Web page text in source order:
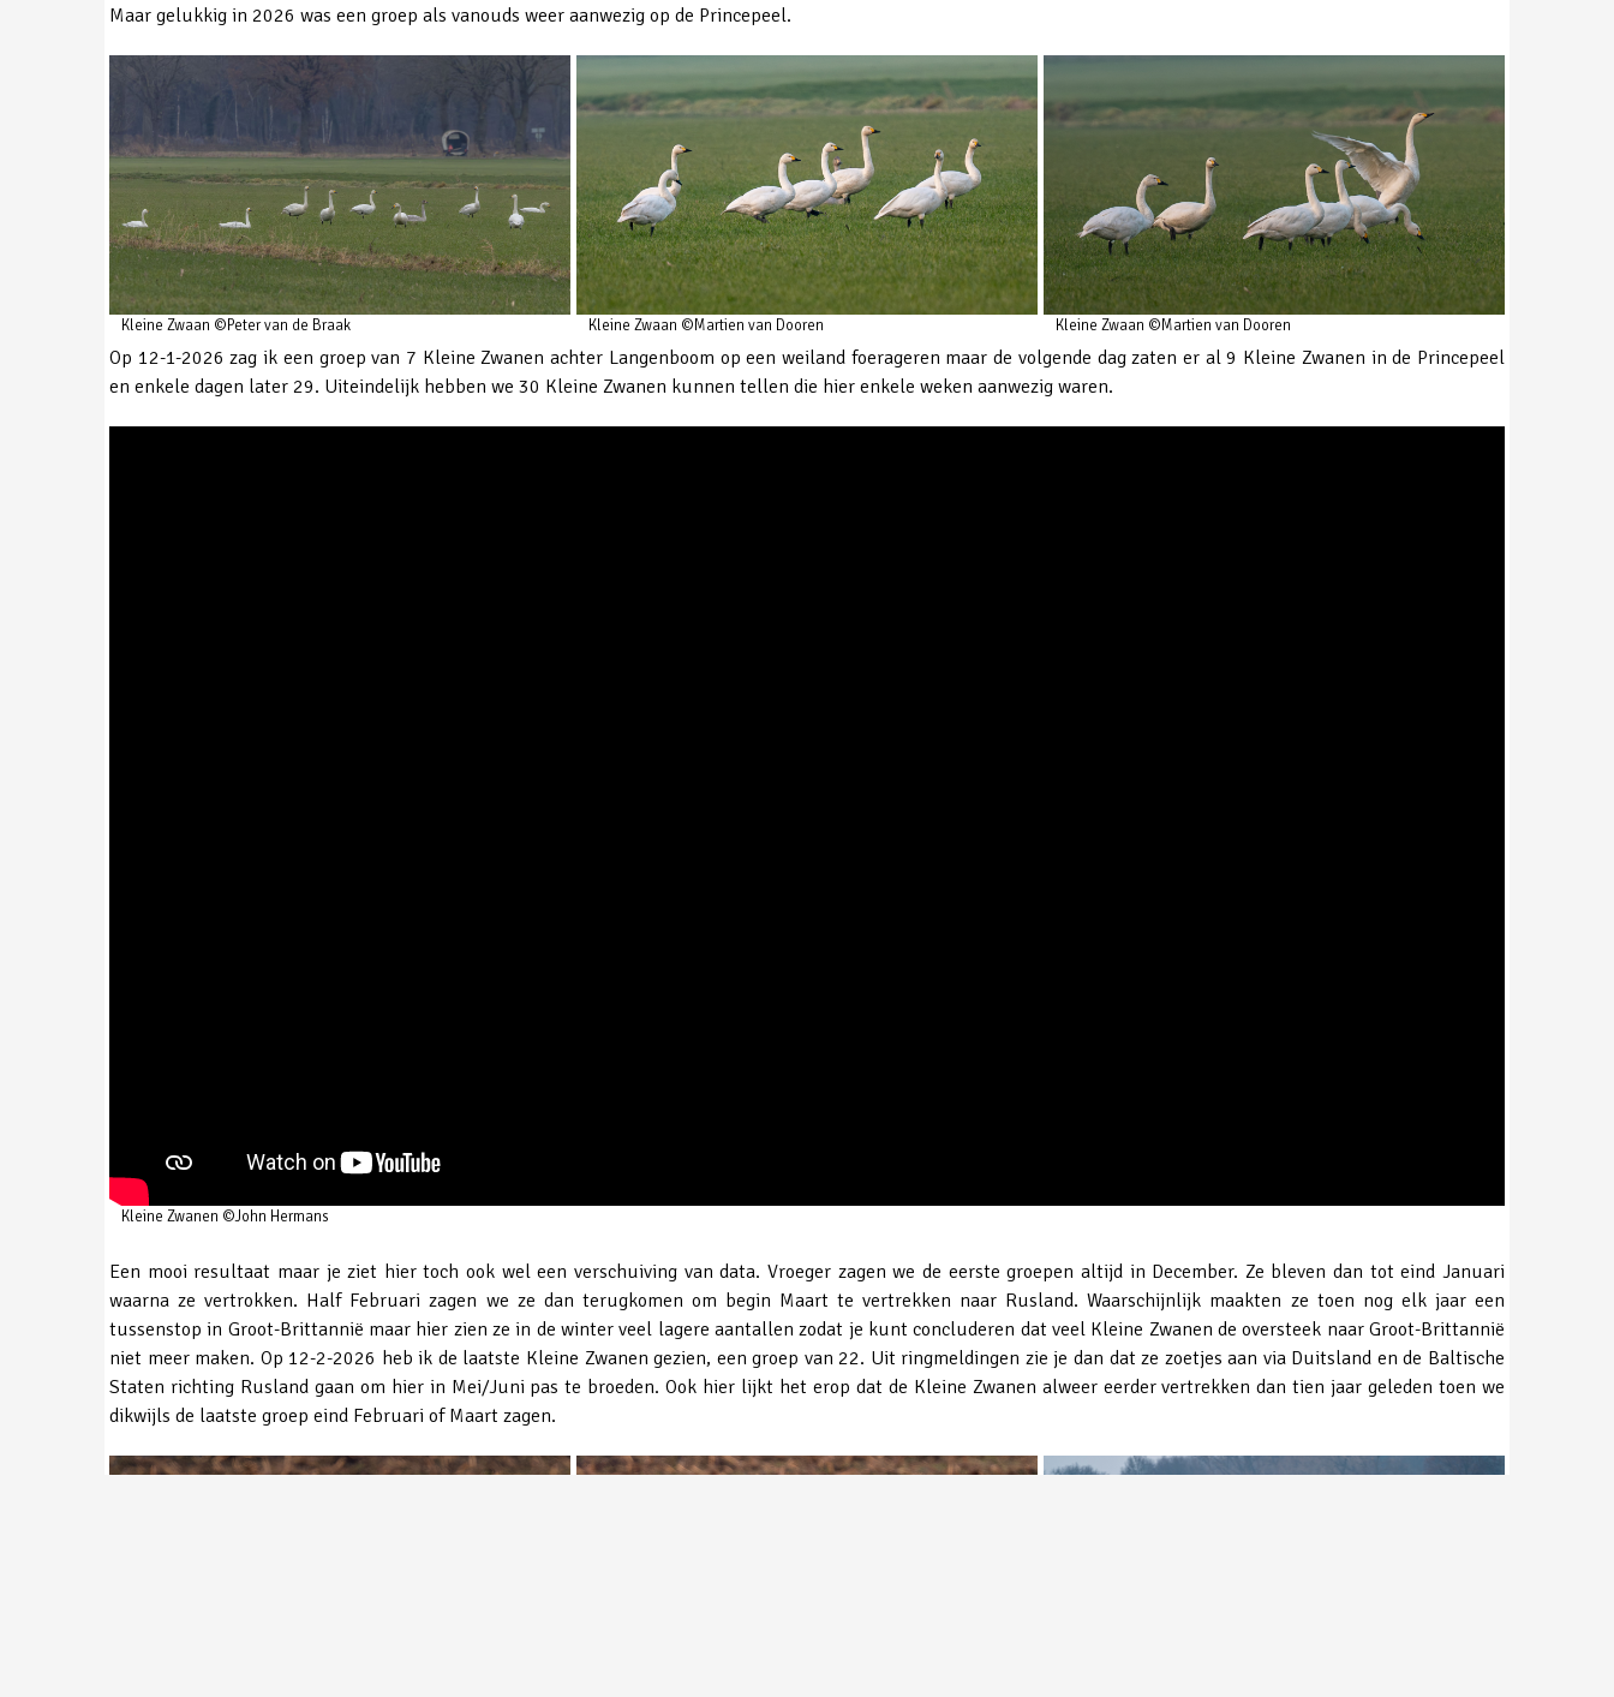
Maar gelukkig in 2026 was een groep als vanouds weer aanwezig op de Princepeel.
Kleine Zwaan ©Peter van de Braak Kleine Zwaan ©Martien van Dooren Kleine Zwaan ©Martien van Dooren
Op 12-1-2026 zag ik een groep van 7 Kleine Zwanen achter Langenboom op een weiland foerageren maar de volgende dag zaten er al 9 Kleine Zwanen in de Princepeel
en enkele dagen later 29. Uiteindelijk hebben we 30 Kleine Zwanen kunnen tellen die hier enkele weken aanwezig waren.
Kleine Zwanen ©John Hermans
Een mooi resultaat maar je ziet hier toch ook wel een verschuiving van data. Vroeger zagen we de eerste groepen altijd in December. Ze bleven dan tot eind Januari
waarna ze vertrokken. Half Februari zagen we ze dan terugkomen om begin Maart te vertrekken naar Rusland. Waarschijnlijk maakten ze toen nog elk jaar een
tussenstop in Groot-Brittannië maar hier zien ze in de winter veel lagere aantallen zodat je kunt concluderen dat veel Kleine Zwanen de oversteek naar Groot-Brittannië
niet meer maken. Op 12-2-2026 heb ik de laatste Kleine Zwanen gezien, een groep van 22. Uit ringmeldingen zie je dan dat ze zoetjes aan via Duitsland en de Baltische
Staten richting Rusland gaan om hier in Mei/Juni pas te broeden. Ook hier lijkt het erop dat de Kleine Zwanen alweer eerder vertrekken dan tien jaar geleden toen we
dikwijls de laatste groep eind Februari of Maart zagen.